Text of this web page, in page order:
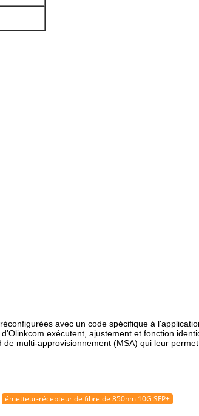
avec un code spécifique à
exécutent, ajustement et fonction
multi-approvisionnement (MSA) qui leur
émetteur-récepteur de fibre de 850nm 10G SFP+